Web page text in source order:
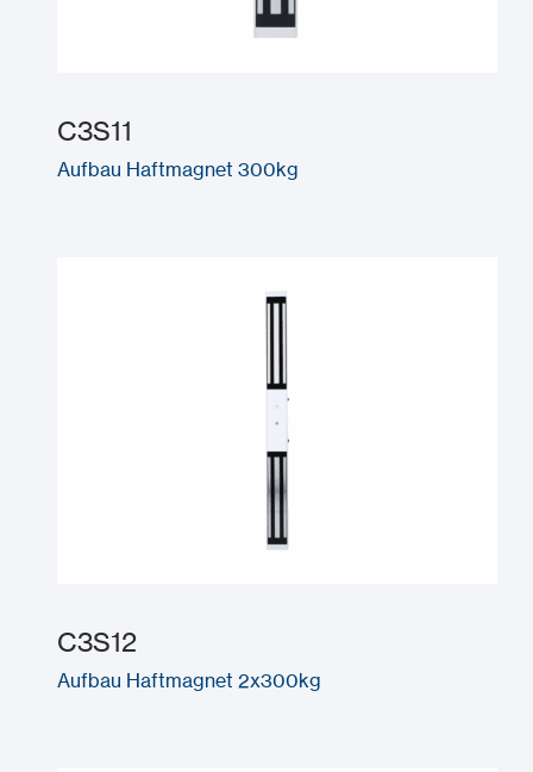
C3S11
Aufbau Haftmagnet 300kg
C3S12
Aufbau Haftmagnet 2x300kg